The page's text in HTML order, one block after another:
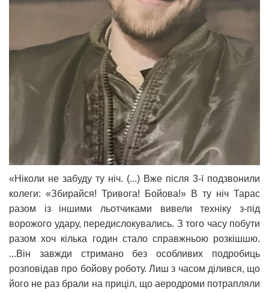
«Ніколи не забуду ту ніч. (...) Вже після 3-ї подзвонили
колеги: «Збирайся! Тривога! Бойова!» В ту ніч Тарас
разом із іншими льотчиками вивели техніку з-під
ворожого удару, передислокувались. З того часу побути
разом хоч кілька годин стало справжньою розкішшю.
...Він завжди стримано без особливих подробиць
розповідав про бойову роботу. Лиш з часом ділився, що
його не раз брали на приціл, що аеродроми потрапляли